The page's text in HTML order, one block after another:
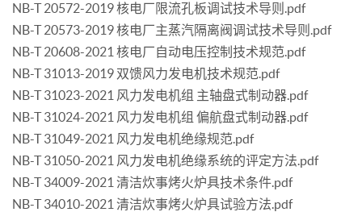
NB-T 20572-2019 核电厂限流孔板调试技术导则.pdf
NB-T 20573-2019 核电厂主蒸汽隔离阀调试技术导则.pdf
NB-T 20608-2021 核电厂自动电压控制技术规范.pdf
NB-T 31013-2019 双馈风力发电机技术规范.pdf
NB-T 31023-2021 风力发电机组 主轴盘式制动器.pdf
NB-T 31024-2021 风力发电机组 偏航盘式制动器.pdf
NB-T 31049-2021 风力发电机绝缘规范.pdf
NB-T 31050-2021 风力发电机绝缘系统的评定方法.pdf
NB-T 34009-2021 清洁炊事烤火炉具技术条件.pdf
NB-T 34010-2021 清洁炊事烤火炉具试验方法.pdf